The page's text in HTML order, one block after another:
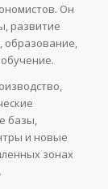
Он
развитие
образование,
базы,
и новые
зонах